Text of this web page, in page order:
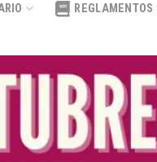
REGLAMENTOS